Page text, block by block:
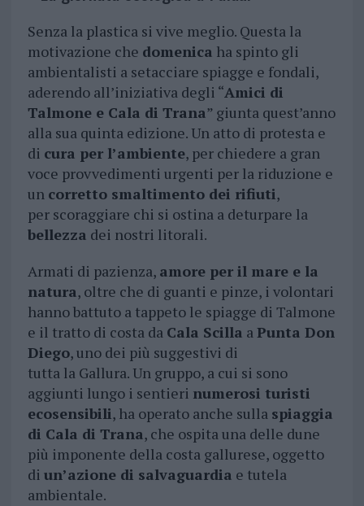
Senza la plastica si vive meglio. Questa la
motivazione che domenica ha spinto gli
ambientalisti a setacciare spiagge e fondali,
aderendo all’iniziativa degli “Amici di
Talmone e Cala di Trana” giunta quest’anno
alla sua quinta edizione. Un atto di protesta e
di cura per l’ambiente, per chiedere a gran
voce provvedimenti urgenti per la riduzione e
un corretto smaltimento dei rifiuti,
per scoraggiare chi si ostina a deturpare la
bellezza dei nostri litorali.
Armati di pazienza, amore per il mare e la
natura, oltre che di guanti e pinze, i volontari
hanno battuto a tappeto le spiagge di Talmone
e il tratto di costa da Cala Scilla aPunta Don
Diego, uno dei più suggestivi di
tutta la Gallura. Un gruppo, a cui si sono
aggiunti lungo i sentieri numerosi turisti
ecosensibili, ha operato anche sulla spiaggia
di Cala di Trana, che ospita una delle dune
più imponente della costa gallurese, oggetto
di un’azione di salvaguardia e tutela
ambientale.